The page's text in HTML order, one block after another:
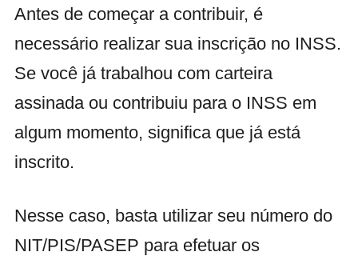
Antes de começar a contribuir, é
necessário realizar sua inscrição no INSS.
Se você já trabalhou com carteira
assinada ou contribuiu para o INSS em
algum momento, significa que já está
inscrito.
Nesse caso, basta utilizar seu número do
NIT/PIS/PASEP para efetuar os